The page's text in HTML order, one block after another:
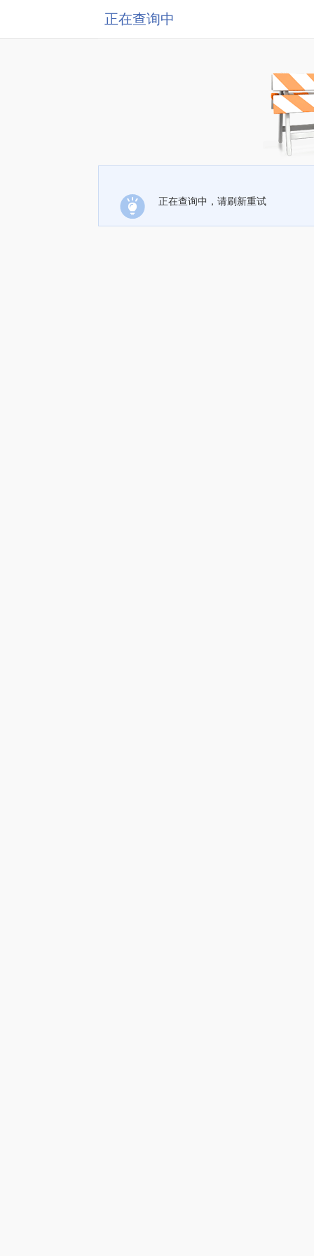
正在查询中
正在查询中，请刷新重试